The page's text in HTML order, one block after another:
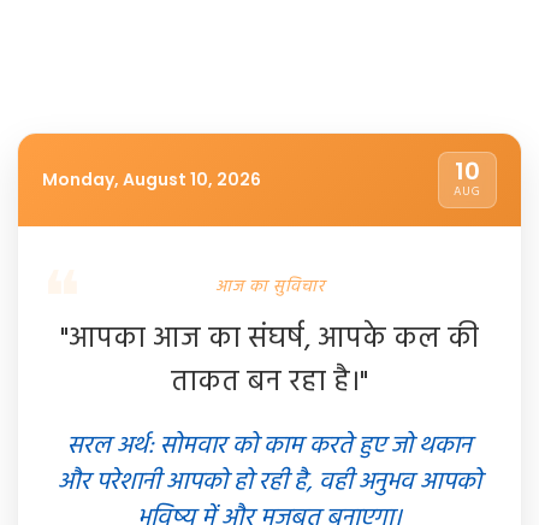
Monday, August 10, 2026 10
AUG
आज का सुविचार
"आपका आज का संघर्ष, आपके कल की
ताकत बन रहा है।"
सरल अर्थ: सोमवार को काम करते हुए जो थकान
और परेशानी आपको हो रही है, वही अनुभव आपको